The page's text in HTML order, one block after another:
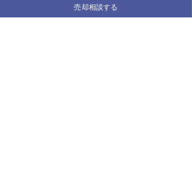
す。エルデンシア千歳船橋は、こうした生活基盤を
売却相談する